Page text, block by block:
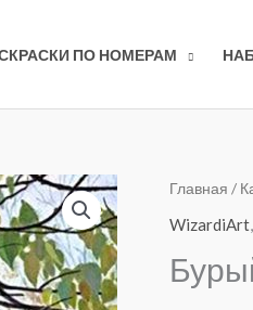
ПО НОМЕРАМ
Главная /
WizardiArt,
товара
медведь